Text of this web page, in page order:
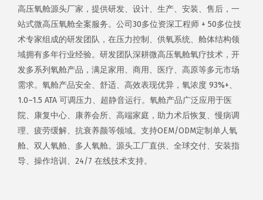
高压氧舱源头厂家，提供研发、设计、生产、安装、售后，一
站式微高压氧舱全案服务。公司30多位资深工程师 + 50多位技
术专家组成的研发团队，在压力控制、供氧系统、舱体结构领
域拥有多年行业经验。研发团队深耕微高压氧舱氧疗技术，开
发多系列氧舱产品，满足家用、商用、医疗、高原等多元市场
需求。氧舱产品安全、舒适、高效表现优异，氧浓度 93%+、
1.0–1.5 ATA 可调压力、超静音运行。氧舱产品广泛应用于医
院、康复中心、康养会所、高端家庭，助力术后恢复、慢病调
理、疲劳缓解、抗衰养颜等领域。支持OEM/ODM定制单人氧
舱、双人氧舱、多人氧舱。源头工厂直供、全球交付、安装指
导、操作培训、24/7 在线技术支持。